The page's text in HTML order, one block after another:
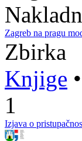
Zagreb na pragu
Zbirka
Knjige •
1
Izjava o